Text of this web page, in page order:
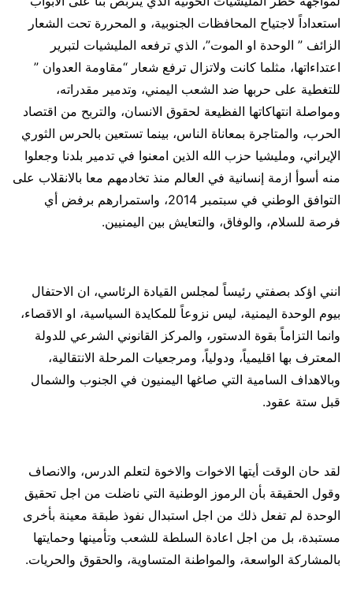
استعداداً لاجتياح المحافظات الجنوبية، و المحررة تحت الشعار
الزائف ” الوحدة او الموت”، الذي ترفعه المليشيات لتبرير
اعتداءاتها، مثلما كانت ولاتزال ترفع شعار “مقاومة العدوان ”
للتغطية على حربها ضد الشعب اليمني، وتدمير مقدراته،
ومواصلة انتهاكاتها الفظيعة لحقوق الانسان، والتربح من اقتصاد
الحرب، والمتاجرة بمعاناة الناس، بينما تستعين بالحرس الثوري
الإيراني، ومليشيا حزب الله الذين امعنوا في تدمير بلدنا وجعلوا
منه أسوأ ازمة إنسانية في العالم منذ تخادمهم معا بالانقلاب على
التوافق الوطني في سبتمبر 2014، واستمرارهم برفض أي
فرصة للسلام، والوفاق، والتعايش بين اليمنيين.
انني اؤكد بصفتي رئيساً لمجلس القيادة الرئاسي، ان الاحتفال
بيوم الوحدة اليمنية، ليس نزوعاً للمكايدة السياسية، او الاقصاء،
وانما التزاماً بقوة الدستور، والمركز القانوني الشرعي للدولة
المعترف بها اقليمياً، ودولياً، ومرجعيات المرحلة الانتقالية،
وبالاهداف السامية التي صاغها اليمنيون في الجنوب والشمال
قبل ستة عقود.
لقد حان الوقت أيتها الاخوات والاخوة لتعلم الدرس، والانصاف
وقول الحقيقة بأن الرموز الوطنية التي ناضلت من اجل تحقيق
الوحدة لم تفعل ذلك من اجل استبدال نفوذ طبقة معينة بأخرى
مستبدة، بل من اجل اعادة السلطة للشعب وتأمينها وحمايتها
بالمشاركة الواسعة، والمواطنة المتساوية، والحقوق والحريات.